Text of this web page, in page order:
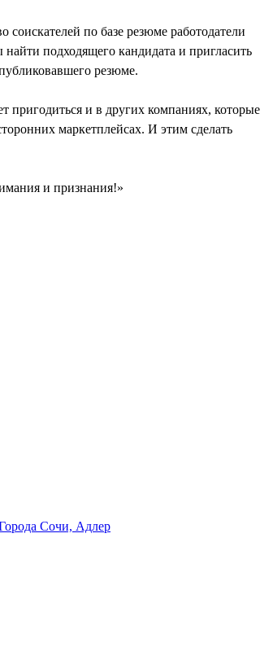
по базе резюме работодатели
подходящего кандидата и пригласить
резюме.
и в других компаниях, которые
маркетплейсах. И этим сделать
и признания!»
Сочи, Адлер